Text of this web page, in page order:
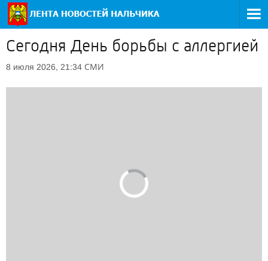
Сегодня День борьбы с аллергией
8 июля 2026, 21:34 СМИ